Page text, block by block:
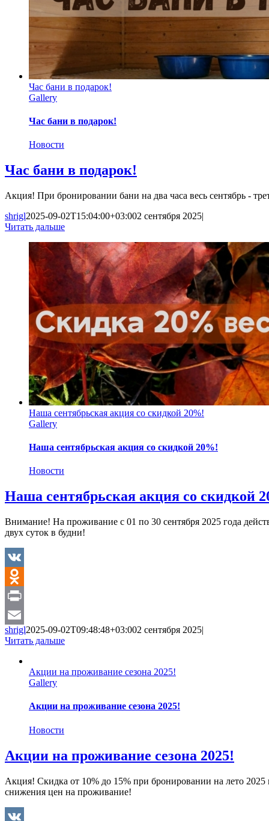
Час бани в подарок!
Gallery
Час бани в подарок!
Новости
Час бани в подарок!
Акция! При бронировании бани на два часа весь сентябрь -
shrigl2025-09-02T15:04:00+03:002 сентября 2025|
Читать дальше
Наша сентябрьская акция со скидкой 20%!
Gallery
Наша сентябрьская акция со скидкой 20%!
Новости
Наша сентябрьская акция со скидкой
Внимание! На проживание с 01 по 30 сентября 2025 года
двух суток в будни!
VK
Odnoklassniki
Print
Email
shrigl2025-09-02T09:48:48+03:002 сентября 2025|
Читать дальше
Акции на проживание сезона 2025!
Gallery
Акции на проживание сезона 2025!
Новости
Акции на проживание сезона 2025!
Акция! Скидка от 10% до 15% при бронировании на лето 2025
снижения цен на проживание!